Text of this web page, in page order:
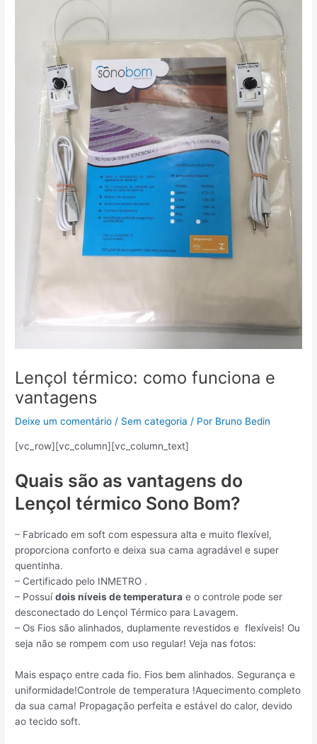
Lençol térmico: como funciona e
vantagens
Deixe um comentário / Sem categoria / Por Bruno Bedin
[vc_row][vc_column][vc_column_text]
Quais são as vantagens do
Lençol térmico Sono Bom?
– Fabricado em soft com espessura alta e muito flexível,
proporciona conforto e deixa sua cama agradável e super
quentinha.
– Certificado pelo INMETRO .
– Possuídois níveis de temperatura e o controle pode ser
desconectado do Lençol Térmico para Lavagem.
– Os Fios são alinhados, duplamente revestidos e flexíveis! Ou
seja não se rompem com uso regular! Veja nas fotos:
Mais espaço entre cada fio. Fios bem alinhados. Segurança e
uniformidade!Controle de temperatura !Aquecimento completo
da sua cama! Propagação perfeita e estável do calor, devido
ao tecido soft.